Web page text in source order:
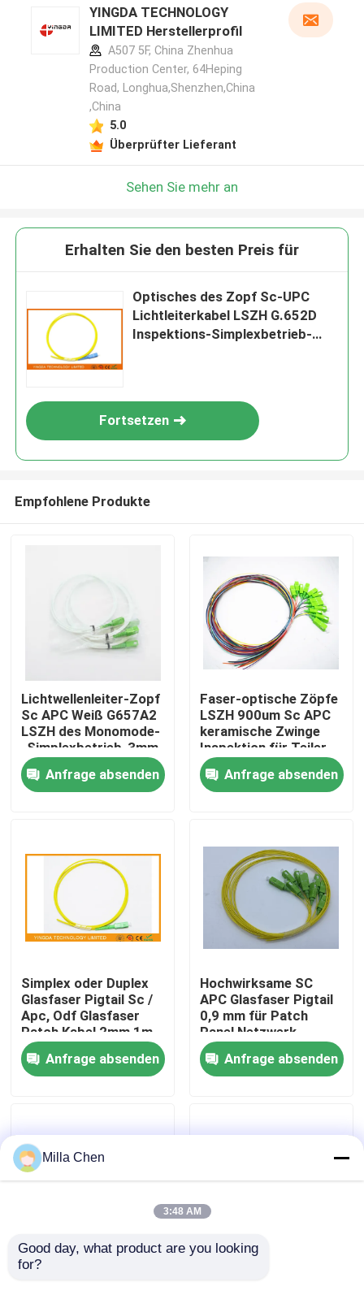
Produkte
Über uns
Fabrik-Ausflug
Qualitätskontrolle
Nachrichten
Fordern Sie ein Zitat
YINGDA TECHNOLOGY
LIMITED Herstellerprofil
A507 5F, China Zhenhua
Production Center, 64Heping
Road, Longhua,Shenzhen,China
,China
5.0
Überprüfter Lieferant
Sehen Sie mehr an
Erhalten Sie den besten Preis für
Optisches des Zopf Sc-UPC
Lichtleiterkabel LSZH G.652D
Inspektions-Simplexbetrieb-
Fortsetzen
Empfohlene Produkte
Lichtwellenleiter-Zopf
Sc APC Weiß G657A2
LSZH des Monomode-
-Simplexbetrieb-3mm
Anfrage absenden
Faser-optische Zöpfe
LSZH 900um Sc APC
keramische Zwinge
Inspektion für Teiler-
Kasten
Anfrage absenden
Simplex oder Duplex
Glasfaser Pigtail Sc /
Apc, Odf Glasfaser
Patch Kabel 2mm 1m
Anfrage absenden
Hochwirksame SC
APC Glasfaser Pigtail
0,9 mm für Patch
Panel Netzwerk
Anfrage absenden
12 Faser-Optikzöpfe
Milla Chen
3:48 AM
Good day, what product are you looking
for?